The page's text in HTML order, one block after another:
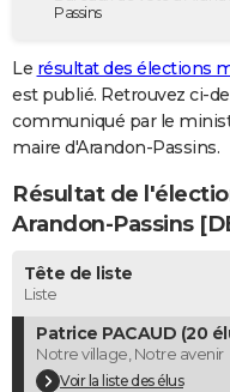
Destinations
City break
Voyage nature
Voyage de noces
Forum
GUIDES D'ACHAT
BONS PLANS
Carte de Noël
Carte Bonne année
Carte Saint-Valentin
Carte Pâques
Carte d'anniversaire
DICTIONNAIRE
Dictionnaire
Biographies
Citations
Expressions
Proverbes
PROGRAMME TV
COPAINS D'AVANT
S'inscrire
Se connecter
Lycées
Collèges
Primaires
Universités
Entreprises
Service militaire
Avis de recherche
AVIS DE DÉCÈS
Passins
Le résultat des élections
est publié. Retrouvez ci-
communiqué par le
maire d'Arandon-Passins.
Résultat de
Arandon-Passins
Tête de liste
Liste
Patrice PACAUD (20
Notre village, Notre avenir
Voir la liste des élus